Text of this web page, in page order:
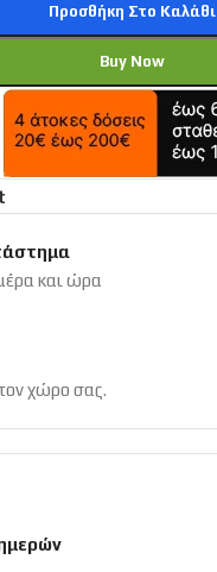
Προσθήκη Στο Καλάθι
Buy Now
και ώρα
χώρο σας.